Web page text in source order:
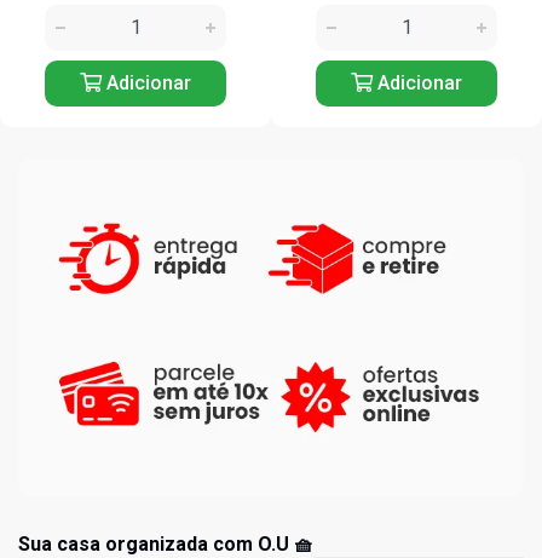
Adicionar Adicionar
Sua casa organizada com O.U 🧺